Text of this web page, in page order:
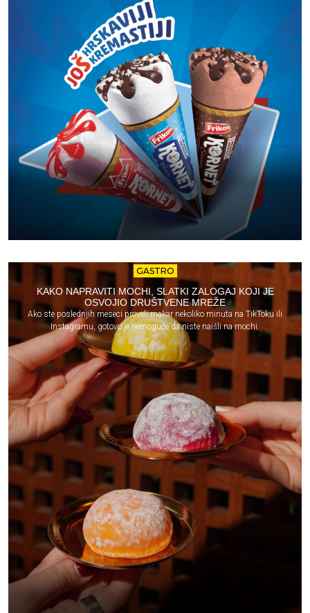
GASTRO
KAKO NAPRAVITI MOCHI, SLATKI ZALOGAJ KOJI JE
OSVOJIO DRUŠTVENE MREŽE
Ako ste poslednjih meseci proveli makar nekoliko minuta na TikToku ili
Instagramu, gotovo je nemoguće da niste naišli na mochi.